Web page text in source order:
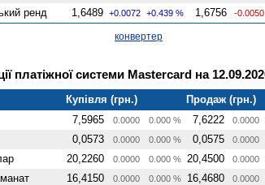
ренд 1,6489 +0.0072 +0.439 % 1,6756 -0.0050
конвертер
платіжної системи Mastercard на
Купівля (грн.)
Продаж (грн.)
7,5965 0.0000 0.000 % 7,6222 0.0000
0,0573 0.0000 0.000 % 0,0575 0.0000
20,2260 0.0000 0.000 % 20,4500 0.0000
16,4150 0.0000 0.000 % 16,4680 0.0000